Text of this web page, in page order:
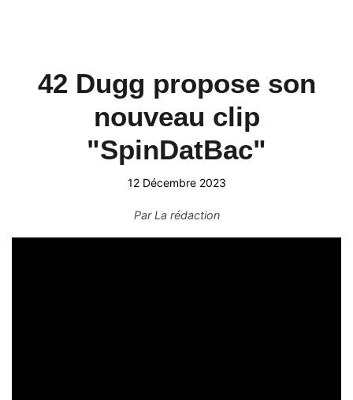
42 Dugg propose son
nouveau clip
"SpinDatBac"
12 Décembre 2023
ParLa rédaction